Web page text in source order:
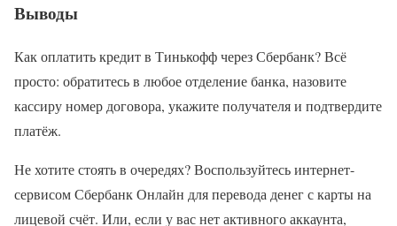
Выводы
Как оплатить кредит в Тинькофф через Сбербанк? Всё
просто: обратитесь в любое отделение банка, назовите
кассиру номер договора, укажите получателя и подтвердите
платёж.
Не хотите стоять в очередях? Воспользуйтесь интернет-
сервисом Сбербанк Онлайн для перевода денег с карты на
лицевой счёт. Или, если у вас нет активного аккаунта,